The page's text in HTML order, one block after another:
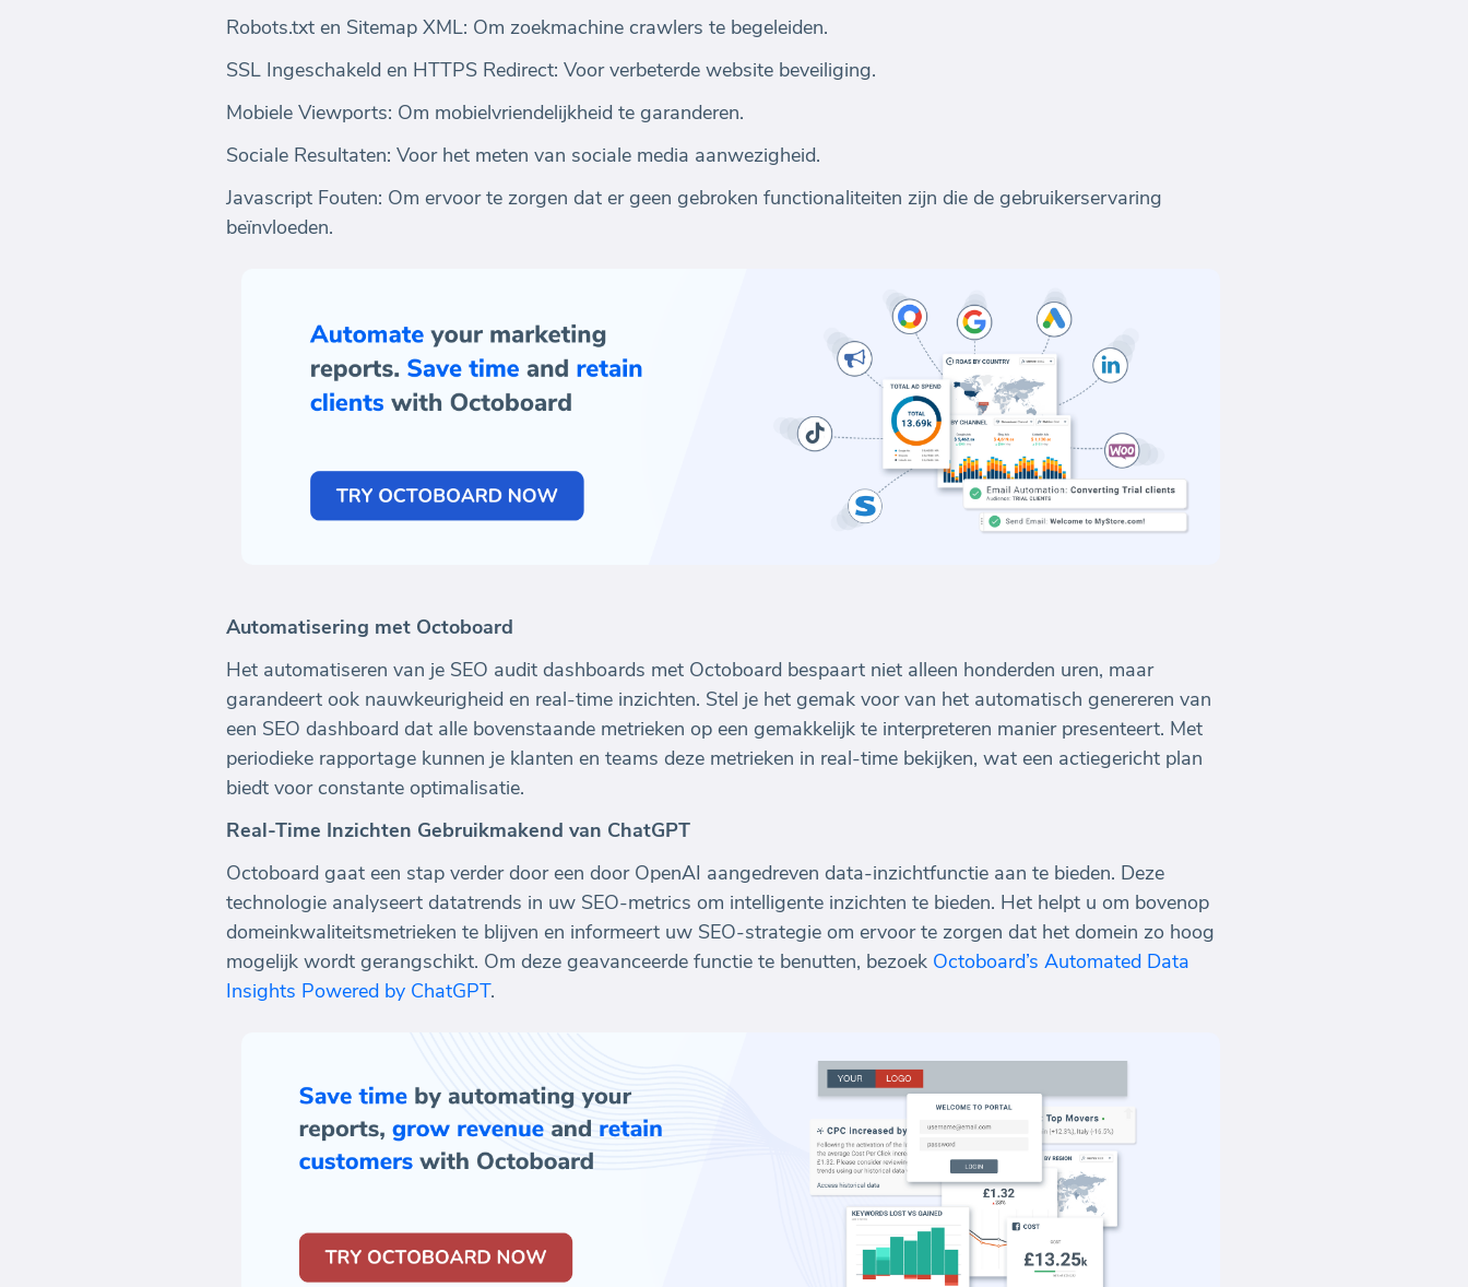
Robots.txt en Sitemap XML: Om zoekmachine crawlers te begeleiden.
SSL Ingeschakeld en HTTPS Redirect: Voor verbeterde website beveiliging.
Mobiele Viewports: Om mobielvriendelijkheid te garanderen.
Sociale Resultaten: Voor het meten van sociale media aanwezigheid.
Javascript Fouten: Om ervoor te zorgen dat er geen gebroken functionaliteiten zijn die de gebruikerservaring
beïnvloeden.
Automatisering met Octoboard
Het automatiseren van je SEO audit dashboards met Octoboard bespaart niet alleen honderden uren, maar
garandeert ook nauwkeurigheid en real-time inzichten. Stel je het gemak voor van het automatisch genereren van
een SEO dashboard dat alle bovenstaande metrieken op een gemakkelijk te interpreteren manier presenteert. Met
periodieke rapportage kunnen je klanten en teams deze metrieken in real-time bekijken, wat een actiegericht plan
biedt voor constante optimalisatie.
Real-Time Inzichten Gebruikmakend van ChatGPT
Octoboard gaat een stap verder door een door OpenAI aangedreven data-inzichtfunctie aan te bieden. Deze
technologie analyseert datatrends in uw SEO-metrics om intelligente inzichten te bieden. Het helpt u om bovenop
domeinkwaliteitsmetrieken te blijven en informeert uw SEO-strategie om ervoor te zorgen dat het domein zo hoog
mogelijk wordt gerangschikt. Om deze geavanceerde functie te benutten, bezoek Octoboard’s Automated Data
Insights Powered by ChatGPT.